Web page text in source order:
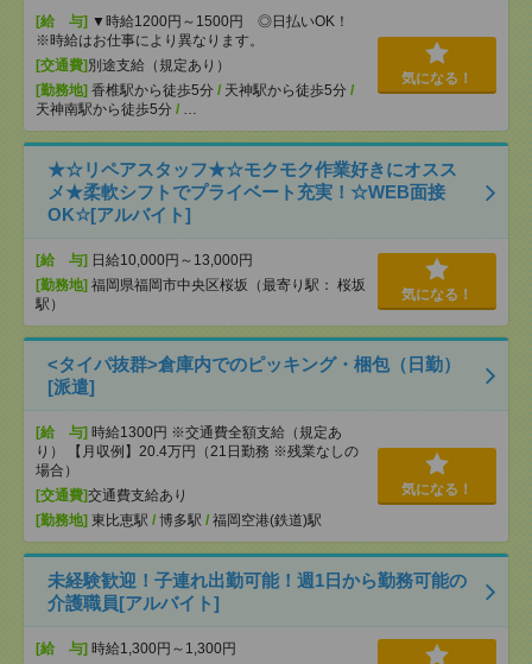
[給 与] ▼時給1200円～1500円 ◎日払いOK！
※時給はお仕事により異なります。
[交通費] 別途支給（規定あり）
[勤務地] 香椎駅から徒歩5分 / 天神駅から徒歩5分 /
天神南駅から徒歩5分 / …
気になる！
★☆リペアスタッフ★☆モクモク作業好きにオスス
メ★柔軟シフトでプライベート充実！☆WEB面接
OK☆[アルバイト]
[給 与] 日給10,000円～13,000円
[勤務地] 福岡県福岡市中央区桜坂（最寄り駅： 桜坂
駅）
気になる！
<タイパ抜群>倉庫内でのピッキング・梱包（日勤）
[派遣]
[給 与] 時給1300円 ※交通費全額支給（規定あ
り） 【月収例】20.4万円（21日勤務 ※残業なしの
場合）
[交通費]交通費支給あり
[勤務地] 東比恵駅 / 博多駅 / 福岡空港(鉄道)駅
気になる！
未経験歓迎！子連れ出勤可能！週1日から勤務可能の
介護職員[アルバイト]
[給 与] 時給1,300円～1,300円